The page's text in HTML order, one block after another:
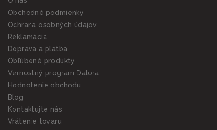
Obchodné podmienky
Ochrana osobných údajov
Reklamácia
Doprava a platba
Obľúbené produkty
Vernostný program Dalora
Hodnotenie obchodu
Blog
Kontaktujte nás
Vrátenie tovaru